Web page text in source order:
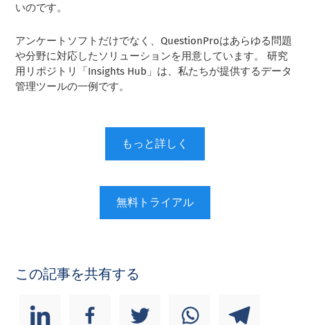
いのです。
アンケートソフトだけでなく、QuestionProはあらゆる問題
や分野に対応したソリューションを用意しています。 研究
用リポジトリ「Insights Hub」は、私たちが提供するデータ
管理ツールの一例です。
もっと詳しく
無料トライアル
この記事を共有する